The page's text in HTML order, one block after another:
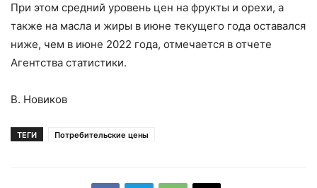
При этом средний уровень цен на фрукты и орехи, а
также на масла и жиры в июне текущего года оставался
ниже, чем в июне 2022 года, отмечается в отчете
Агентства статистики.
В. Новиков
ТЕГИ Потребительские цены